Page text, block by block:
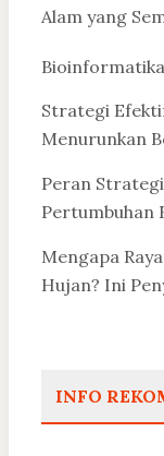
Alam yang
Strategi
Menurunkan
Peran
Pertumbuhan
Mengapa
Hujan? Ini
INFO